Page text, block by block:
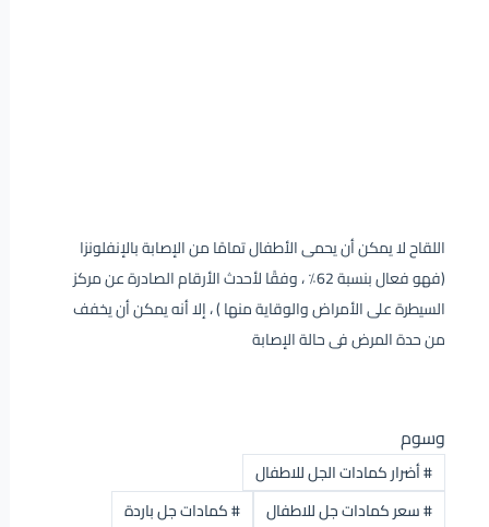
اللقاح لا يمكن أن يحمى الأطفال تمامًا من الإصابة بالإنفلونزا
(فهو فعال بنسبة 62٪ ، وفقًا لأحدث الأرقام الصادرة عن مركز
السيطرة على الأمراض والوقاية منها ) ، إلا أنه يمكن أن يخفف
من حدة المرض فى حالة الإصابة
وسوم
#أضرار كمادات الجل للاطفال
#سعر كمادات جل للاطفال #كمادات جل باردة